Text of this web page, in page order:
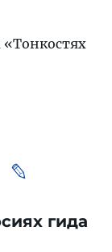
«Тонкостях
гида